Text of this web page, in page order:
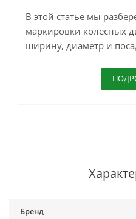
В этой статье мы
маркировки колесных
ширину, диаметр и
Бренд